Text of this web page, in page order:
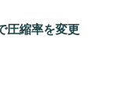
圧縮率を変更